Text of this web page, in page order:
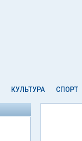
КУЛЬТУРА СПОРТ